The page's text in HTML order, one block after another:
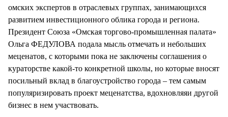
омских экспертов в отраслевых группах, занимающихся
развитием инвестиционного облика города и региона.
Президент Союза «Омская торгово-промышленная палата»
Ольга ФЕДУЛОВА подала мысль отмечать и небольших
меценатов, с которыми пока не заключены соглашения о
кураторстве какой-то конкретной школы, но которые вносят
посильный вклад в благоустройство города – тем самым
популяризировать проект меценатства, вдохновляяи другой
бизнес в нем участвовать.